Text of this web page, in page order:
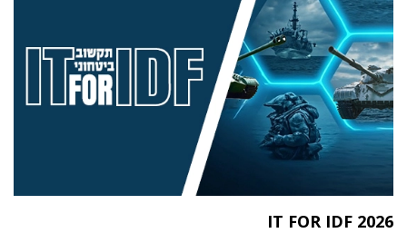
IT FOR IDF 2026